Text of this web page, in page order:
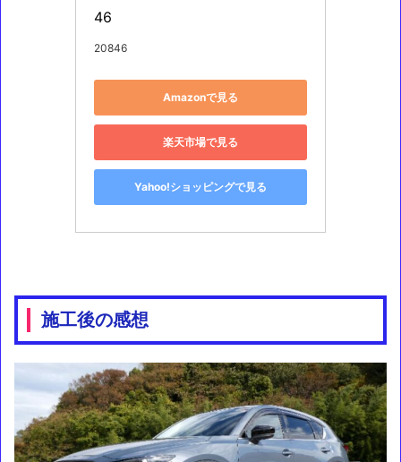
46
20846
Amazonで見る
楽天市場で見る
Yahoo!ショッピングで見る
施工後の感想